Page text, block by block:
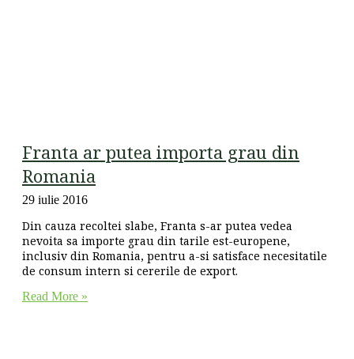
Franta ar putea importa grau din
Romania
29 iulie 2016
Din cauza recoltei slabe, Franta s-ar putea vedea
nevoita sa importe grau din tarile est-europene,
inclusiv din Romania, pentru a-si satisface necesitatile
de consum intern si cererile de export.
Read More »